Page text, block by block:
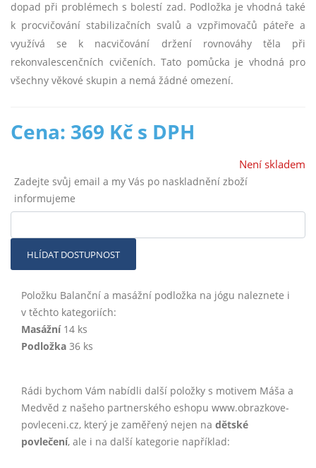
dopad při problémech s bolestí zad. Podložka je vhodná také
k procvičování stabilizačních svalů a vzpřimovačů páteře a
využívá se k nacvičování držení rovnováhy těla při
rekonvalescenčních cvičeních. Tato pomůcka je vhodná pro
všechny věkové skupin a nemá žádné omezení.
Cena: 369 Kč s DPH
Není skladem
Zadejte svůj email a my Vás po naskladnění zboží
informujeme
HLÍDAT DOSTUPNOST
Položku Balanční a masážní podložka na jógu naleznete i
v těchto kategoriích:
Masážní14 ks
Podložka 36 ks
Rádi bychom Vám nabídli další položky s motivem Máša a
Medvěd z našeho partnerského eshopu www.obrazkove-
povleceni.cz, který je zaměřený nejen na dětské
povlečení, ale i na další kategorie například: